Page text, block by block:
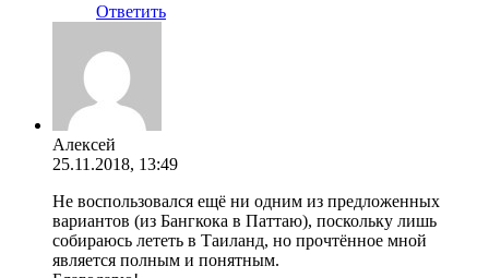
Ответить
Алексей
25.11.2018, 13:49
Не воспользовался ещё ни одним из предложенных
вариантов (из Бангкока в Паттаю), поскольку лишь
собираюсь лететь в Таиланд, но прочтённое мной
является полным и понятным.